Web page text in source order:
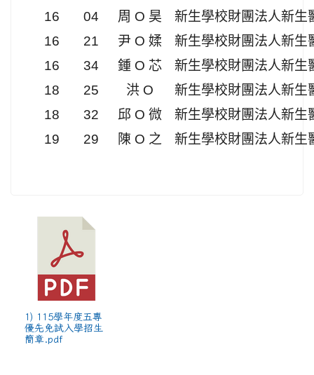
16
04 周 O 昊
新生學校財團法人新生
16
21 尹 O 媃
新生學校財團法人新生
16
34 鍾 O 芯
新生學校財團法人新生
18
25 洪 O
新生學校財團法人新生
18
32 邱 O 微
新生學校財團法人新生
19
29 陳 O 之 新生學校財團法人新生
1) 115學年度五專
優先免試入學招生
簡章.pdf